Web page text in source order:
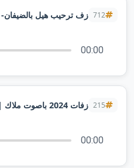
712 زف ترحيب هيل
00:00
215
00:00